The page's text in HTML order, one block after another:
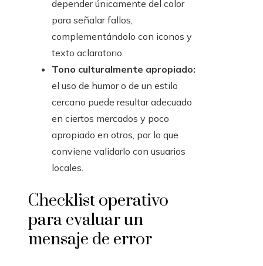
depender únicamente del color
para señalar fallos,
complementándolo con iconos y
texto aclaratorio.
Tono culturalmente apropiado:
el uso de humor o de un estilo
cercano puede resultar adecuado
en ciertos mercados y poco
apropiado en otros, por lo que
conviene validarlo con usuarios
locales.
Checklist operativo
para evaluar un
mensaje de error